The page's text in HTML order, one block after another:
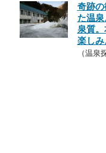
奇跡
た温
泉質
楽しみ
（温泉